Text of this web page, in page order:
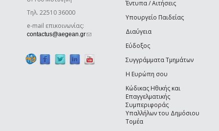
Τηλ. 22510 36000
e-mail επικοινωνίας:
contactus@aegean.gr(link sends e-mail)
Έντυπα / Αιτήσεις
Υπουργείο Παιδείας
Διαύγεια
Εύδοξος
Συγγράμματα Τμημάτων
Η Ευρώπη σου
Κώδικας Ηθικής και
Επαγγελματικής
Συμπεριφοράς
Υπαλλήλων του Δημόσιου
Τομέα